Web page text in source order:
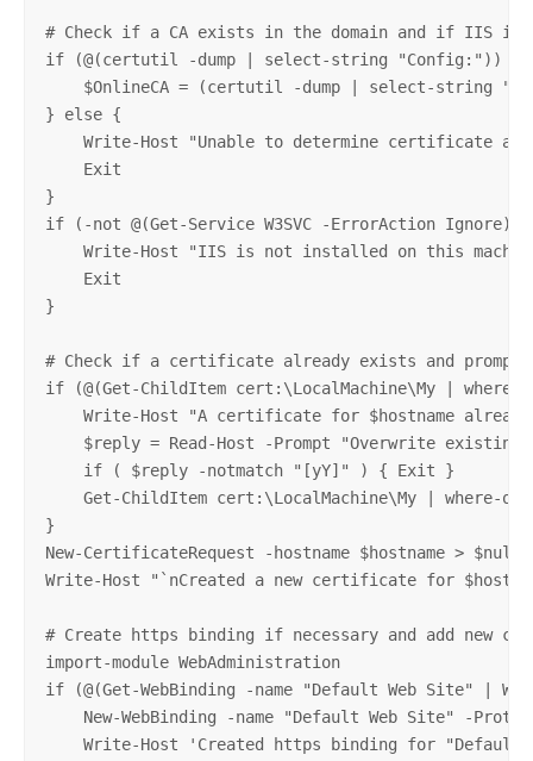
# Check if a CA exists in the domain and if IIS is
if (@(certutil -dump | select-string "Config:")) {
$OnlineCA = (certutil -dump | select-string
} else {
Write-Host "Unable to determine certificate
    Exit
}
if (-not @(Get-Service W3SVC -ErrorAction Ignore))
Write-Host "IIS is not installed on this
    Exit
}
# Check if a certificate already exists and prompt
if (@(Get-ChildItem cert:\LocalMachine\My |
Write-Host "A certificate for $hostname
$reply = Read-Host -Prompt "Overwrite existing
    if ( $reply -notmatch "[yY]" ) { Exit }
Get-ChildItem cert:\LocalMachine\My | where-
}
New-CertificateRequest -hostname $hostname > $null
Write-Host "`nCreated a new certificate for
# Create https binding if necessary and add new
import-module WebAdministration
if (@(Get-WebBinding -name "Default Web Site" |
New-WebBinding -name "Default Web Site" -
Write-Host 'Created https binding for "Default